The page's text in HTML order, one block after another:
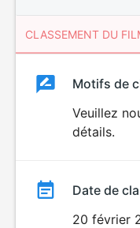
CLASSEMENT DU
Classement
Motifs de
Veuillez
détails.
Date de
20 février